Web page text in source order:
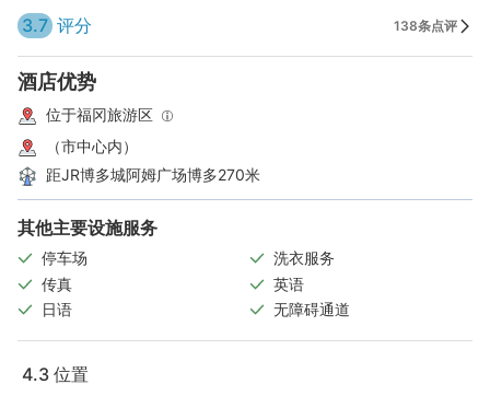
3.7 评分 138条点评
酒店优势
位于福冈旅游区
（市中心内）
距JR博多城阿姆广场博多270米
其他主要设施服务
停车场
洗衣服务
传真
英语
日语
无障碍通道
4.3 位置